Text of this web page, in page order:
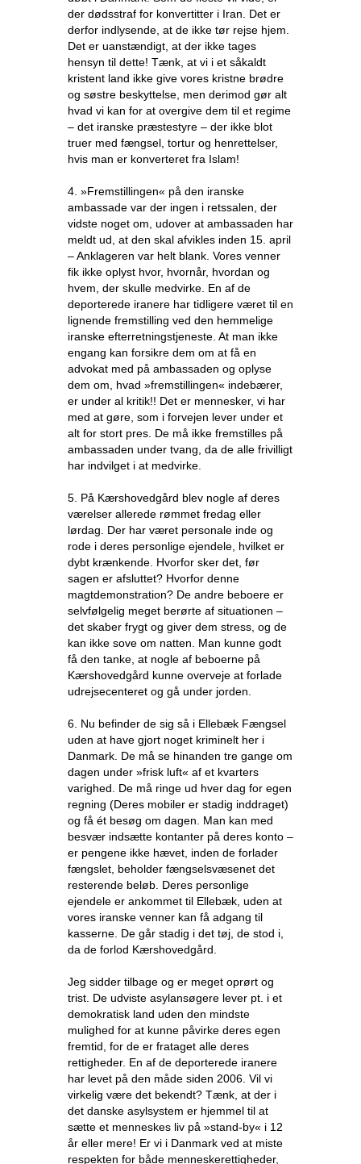
der dødsstraf for konvertitter i Iran. Det er
derfor indlysende, at de ikke tør rejse hjem.
Det er uanstændigt, at der ikke tages
hensyn til dette! Tænk, at vi i et såkaldt
kristent land ikke give vores kristne brødre
og søstre beskyttelse, men derimod gør alt
hvad vi kan for at overgive dem til et regime
– det iranske præstestyre – der ikke blot
truer med fængsel, tortur og henrettelser,
hvis man er konverteret fra Islam!
4. »Fremstillingen« på den iranske
ambassade var der ingen i retssalen, der
vidste noget om, udover at ambassaden har
meldt ud, at den skal afvikles inden 15. april
– Anklageren var helt blank. Vores venner
fik ikke oplyst hvor, hvornår, hvordan og
hvem, der skulle medvirke. En af de
deporterede iranere har tidligere været til en
lignende fremstilling ved den hemmelige
iranske efterretningstjeneste. At man ikke
engang kan forsikre dem om at få en
advokat med på ambassaden og oplyse
dem om, hvad »fremstillingen« indebærer,
er under al kritik!! Det er mennesker, vi har
med at gøre, som i forvejen lever under et
alt for stort pres. De må ikke fremstilles på
ambassaden under tvang, da de alle frivilligt
har indvilget i at medvirke.
5. På Kærshovedgård blev nogle af deres
værelser allerede rømmet fredag eller
lørdag. Der har været personale inde og
rode i deres personlige ejendele, hvilket er
dybt krænkende. Hvorfor sker det, før
sagen er afsluttet? Hvorfor denne
magtdemonstration? De andre beboere er
selvfølgelig meget berørte af situationen –
det skaber frygt og giver dem stress, og de
kan ikke sove om natten. Man kunne godt
få den tanke, at nogle af beboerne på
Kærshovedgård kunne overveje at forlade
udrejsecenteret og gå under jorden.
6. Nu befinder de sig så i Ellebæk Fængsel
uden at have gjort noget kriminelt her i
Danmark. De må se hinanden tre gange om
dagen under »frisk luft« af et kvarters
varighed. De må ringe ud hver dag for egen
regning (Deres mobiler er stadig inddraget)
og få ét besøg om dagen. Man kan med
besvær indsætte kontanter på deres konto –
er pengene ikke hævet, inden de forlader
fængslet, beholder fængselsvæsenet det
resterende beløb. Deres personlige
ejendele er ankommet til Ellebæk, uden at
vores iranske venner kan få adgang til
kasserne. De går stadig i det tøj, de stod i,
da de forlod Kærshovedgård.
Jeg sidder tilbage og er meget oprørt og
trist. De udviste asylansøgere lever pt. i et
demokratisk land uden den mindste
mulighed for at kunne påvirke deres egen
fremtid, for de er frataget alle deres
rettigheder. En af de deporterede iranere
har levet på den måde siden 2006. Vil vi
virkelig være det bekendt? Tænk, at der i
det danske asylsystem er hjemmel til at
sætte et menneskes liv på »stand-by« i 12
år eller mere! Er vi i Danmark ved at miste
respekten for både menneskerettigheder,